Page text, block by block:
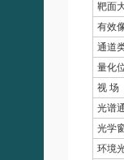
靶面
有效
通道
量化
视 场
光谱
光学
环境